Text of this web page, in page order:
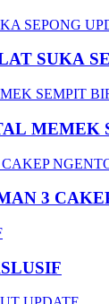
SUKA
MEMEK
3